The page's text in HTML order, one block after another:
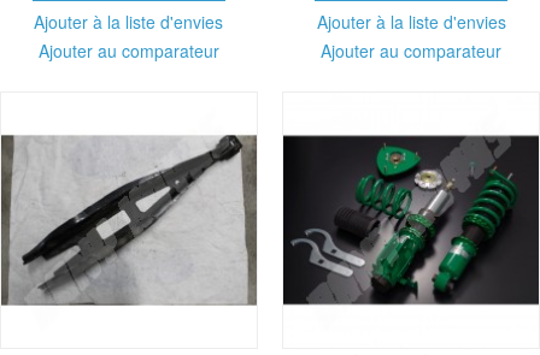
Ajouter à la liste d'envies
Ajouter au comparateur
Ajouter à la liste d'envies
Ajouter au comparateur